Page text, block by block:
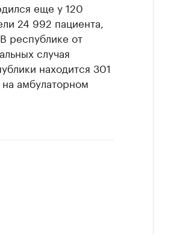
еще у 120
24 992 пациента,
республике от
случая
находится 301
амбулаторном